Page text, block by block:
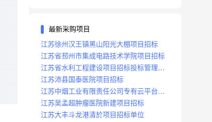
最新采购项目
江苏徐州汉王镇黑山阳光大棚项目招标
江苏省邳州市集成电路技术学院项目招标
江苏省水利工程建设项目招标投标管理办
法
江苏沛县国泰医院项目招标
江苏中烟工业有限责任公司专有云平台扩
容项目招标
江苏吴孟超肿瘤医院新建项目招标
江苏大丰斗龙港清於项目招标单位